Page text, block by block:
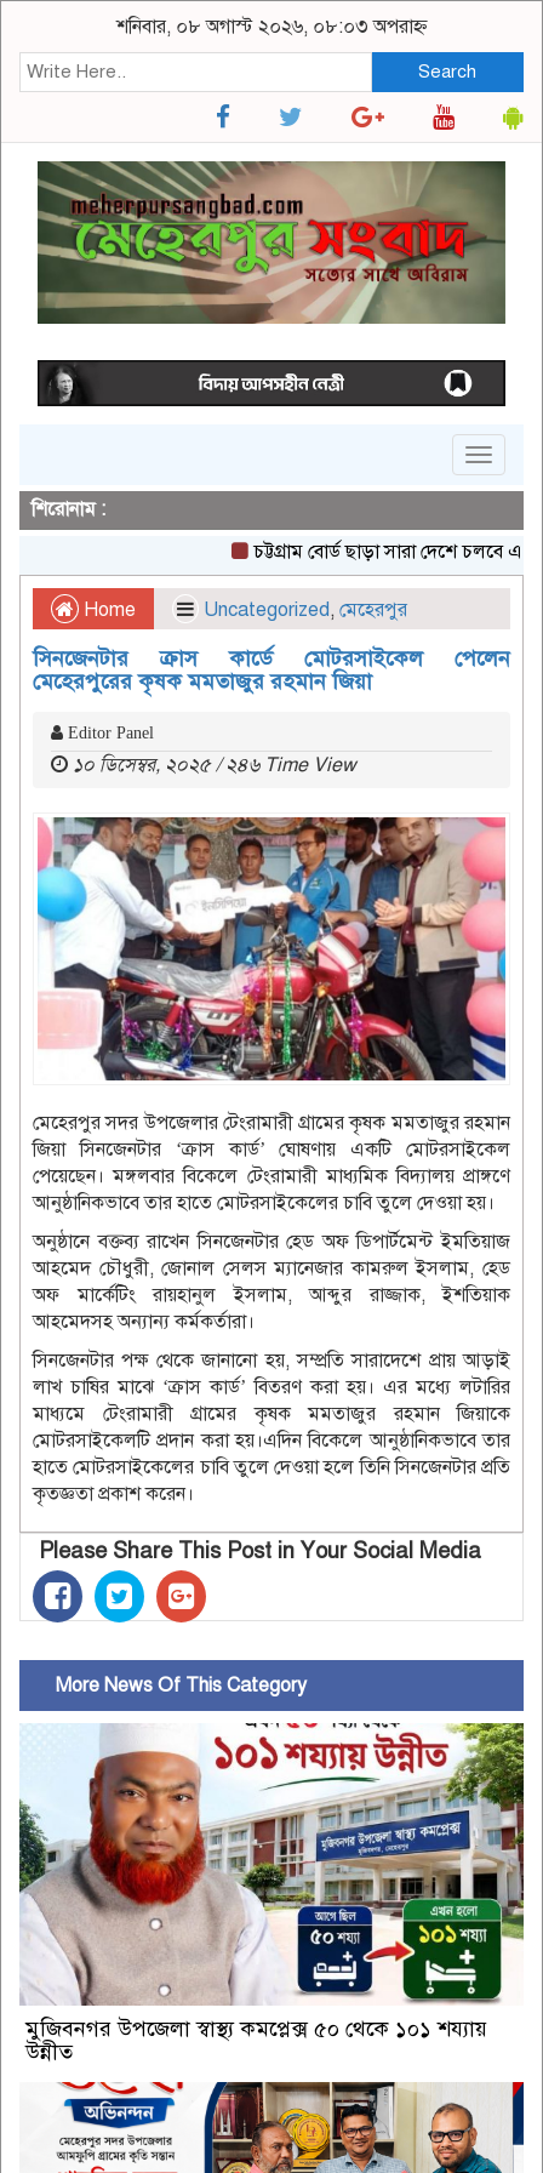
শনিবার, ০৮ অগাস্ট ২০২৬, ০৮:০৩ অপরাহ্ন
Search
Toggle
শিরোনাম :
চট্টগ্রাম বোর্ড ছাড়া সারা দেশে চলবে
Home Uncategorized, মেহেরপুর
সিনজেনটার ক্রাস কার্ডে মোটরসাইকেল পেলেন
মেহেরপুরের কৃষক মমতাজুর রহমান জিয়া
Editor Panel
১০ ডিসেম্বর, ২০২৫ / ২৪৬ Time View
মেহেরপুর সদর উপজেলার টেংরামারী গ্রামের কৃষক মমতাজুর রহমান
জিয়া সিনজেনটার ‘ক্রাস কার্ড’ ঘোষণায় একটি মোটরসাইকেল
পেয়েছেন। মঙ্গলবার বিকেলে টেংরামারী মাধ্যমিক বিদ্যালয় প্রাঙ্গণে
আনুষ্ঠানিকভাবে তার হাতে মোটরসাইকেলের চাবি তুলে দেওয়া হয়।
অনুষ্ঠানে বক্তব্য রাখেন সিনজেনটার হেড অফ ডিপার্টমেন্ট ইমতিয়াজ
আহমেদ চৌধুরী, জোনাল সেলস ম্যানেজার কামরুল ইসলাম, হেড
অফ মার্কেটিং রায়হানুল ইসলাম, আব্দুর রাজ্জাক, ইশতিয়াক
আহমেদসহ অন্যান্য কর্মকর্তারা।
সিনজেনটার পক্ষ থেকে জানানো হয়, সম্প্রতি সারাদেশে প্রায় আড়াই
লাখ চাষির মাঝে ‘ক্রাস কার্ড’ বিতরণ করা হয়। এর মধ্যে লটারির
মাধ্যমে টেংরামারী গ্রামের কৃষক মমতাজুর রহমান জিয়াকে
মোটরসাইকেলটি প্রদান করা হয়।এদিন বিকেলে আনুষ্ঠানিকভাবে তার
হাতে মোটরসাইকেলের চাবি তুলে দেওয়া হলে তিনি সিনজেনটার প্রতি
কৃতজ্ঞতা প্রকাশ করেন।
Please Share This Post in Your Social Media
More News Of This Category
মুজিবনগর উপজেলা স্বাস্থ্য কমপ্লেক্স ৫০ থেকে ১০১ শয্যায়
উন্নীত